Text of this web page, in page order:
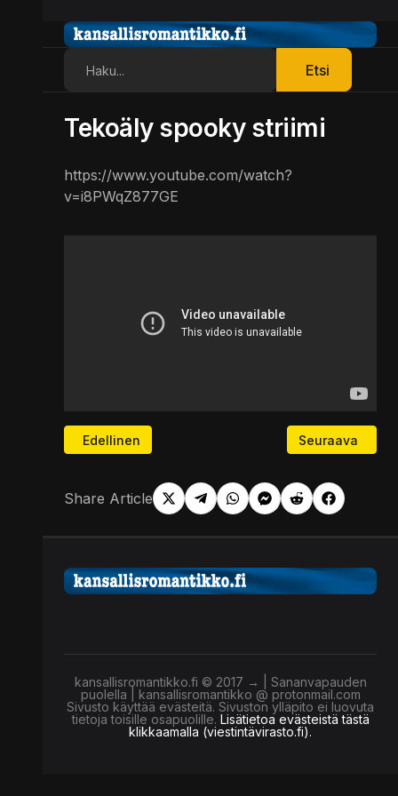
Etsi
Tekoäly spooky striimi
https://www.youtube.com/watch?
v=i8PWqZ877GE
Edellinen artikkeli: Uusi EU-rahasto – mitä se
Edellinen Seuraava
Seuraava
Share Article
kansallisromantikko.fi © 2017 → | Sananvapauden
puolella | kansallisromantikko @ protonmail.com
Sivusto käyttää evästeitä. Sivuston ylläpito ei luovuta
tietoja toisille osapuolille. Lisätietoa evästeistä tästä
klikkaamalla (viestintävirasto.fi).